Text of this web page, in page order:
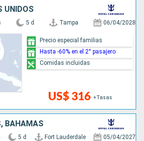
UNIDOS
5 d Tampa 06/04/2028
US$ 316 +Tasas
Precio especial familias
Hasta -60% en el 2° pasajero
Comidas incluidas
BAHAMAS
5 d Fort Lauderdale 05/04/2027